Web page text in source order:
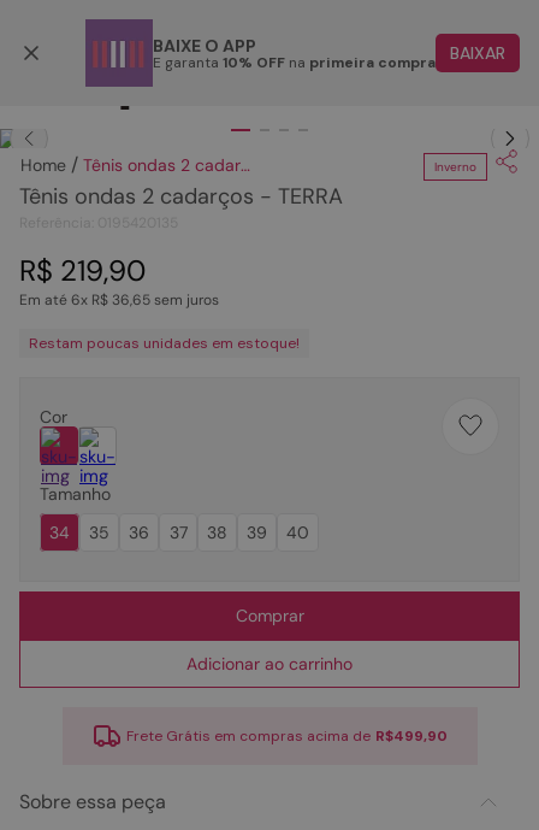
BAIXE O APP
E garanta 10% OFF na primeira compra BAIXAR
Tênis ondas 2 cadarços - TERRA Inverno
Tênis ondas 2 cadarços - TERRA
R$ 219,90
Em até6x R$ 36,65sem juros
Restam poucas unidades em estoque!
Cor
Tamanho
34
35 36 37 38 39 40
Comprar
Adicionar ao carrinho
Frete Grátis em compras acima de R$499,90
Sobre essa peça
1º
2º
bota
4º
rasteira
5º
sandalia
6º
tamanco
sapatilha
óculos
10º couro